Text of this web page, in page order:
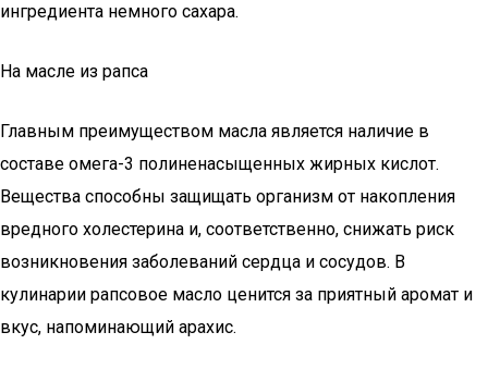
ингредиента немного сахара.
На масле из рапса
Главным преимуществом масла является наличие в
составе омега-3 полиненасыщенных жирных кислот.
Вещества способны защищать организм от накопления
вредного холестерина и, соответственно, снижать риск
возникновения заболеваний сердца и сосудов. В
кулинарии рапсовое масло ценится за приятный аромат и
вкус, напоминающий арахис.